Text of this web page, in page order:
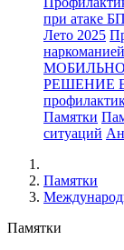
при атаке
Лето 2025
наркоманией
РЕШЕНИЕ
Памятки
ситуаций
Памятки
Памятки